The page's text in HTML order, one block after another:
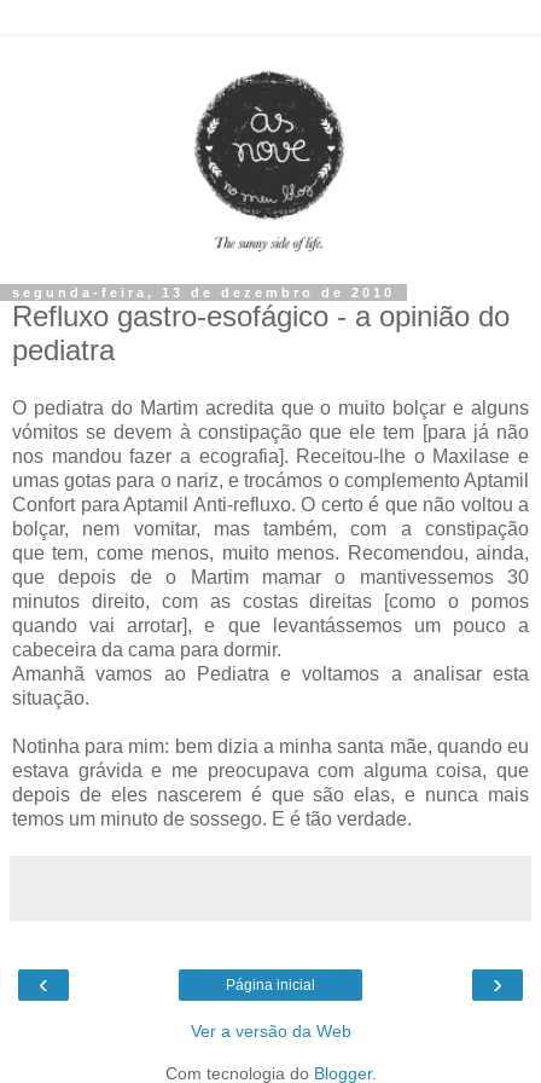
segunda-feira, 13 de dezembro de 2010
Refluxo gastro-esofágico - a opinião do
pediatra
O pediatra do Martim acredita que o muito bolçar e alguns
vómitos se devem à constipação que ele tem [para já não
nos mandou fazer a ecografia]. Receitou-lhe o Maxilase e
umas gotas para o nariz, e trocámos o complemento Aptamil
Confort para Aptamil Anti-refluxo. O certo é que não voltou a
bolçar, nem vomitar, mas também, com a constipação
que tem, come menos, muito menos. Recomendou, ainda,
que depois de o Martim mamar o mantivessemos 30
minutos direito, com as costas direitas [como o pomos
quando vai arrotar], e que levantássemos um pouco a
cabeceira da cama para dormir.
Amanhã vamos ao Pediatra e voltamos a analisar esta
situação.
Notinha para mim: bem dizia a minha santa mãe, quando eu
estava grávida e me preocupava com alguma coisa, que
depois de eles nascerem é que são elas, e nunca mais
temos um minuto de sossego. E é tão verdade.
‹ ›
Página inicial
Ver a versão da Web
Com tecnologia do Blogger.